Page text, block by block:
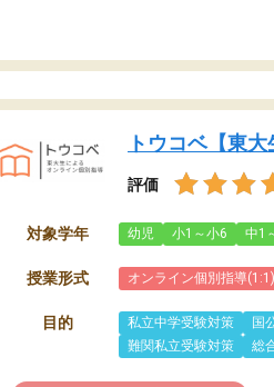
トウコベ【東
評価
対象学年 幼児 小1～小6 中1
授業形式 オンライン個別指導(1:1)
目的 私立中学受験対策 国
難関私立受験対策
総